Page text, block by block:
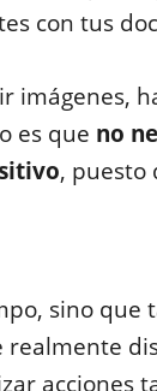
con tus
imágenes,
es que no
, puesto
sino
acciones